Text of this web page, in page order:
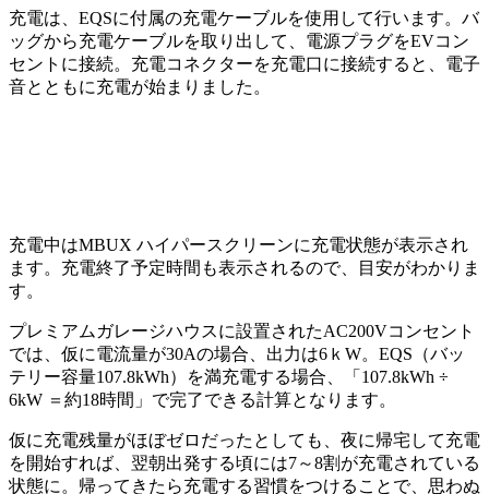
充電は、EQSに付属の充電ケーブルを使用して行います。バ
ッグから充電ケーブルを取り出して、電源プラグをEVコン
セントに接続。充電コネクターを充電口に接続すると、電子
音とともに充電が始まりました。
充電中はMBUX ハイパースクリーンに充電状態が表示され
ます。充電終了予定時間も表示されるので、目安がわかりま
す。
プレミアムガレージハウスに設置されたAC200Vコンセント
では、仮に電流量が30Aの場合、出力は6ｋW。EQS（バッ
テリー容量107.8kWh）を満充電する場合、「107.8kWh ÷
6kW ＝約18時間」で完了できる計算となります。
仮に充電残量がほぼゼロだったとしても、夜に帰宅して充電
を開始すれば、翌朝出発する頃には7～8割が充電されている
状態に。帰ってきたら充電する習慣をつけることで、思わぬ